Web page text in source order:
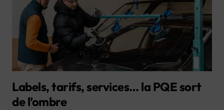
Labels, tarifs, services… la PQE sort
de l’ombre